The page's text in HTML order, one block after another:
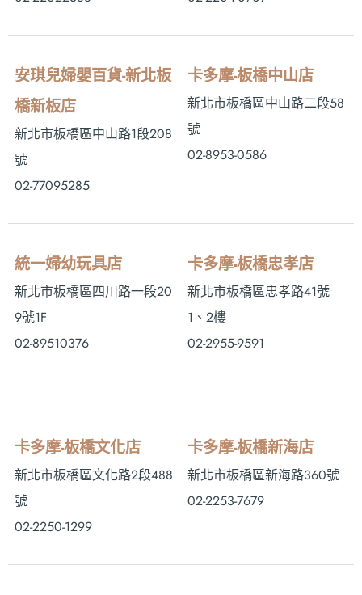
安琪兒婦嬰百貨-新北板
橋新板店
新北市板橋區中山路1段208
號
02-77095285
卡多摩-板橋中山店
新北市板橋區中山路二段58
號
02-8953-0586
統一婦幼玩具店
新北市板橋區四川路一段20
9號1F
02-89510376
卡多摩-板橋忠孝店
新北市板橋區忠孝路41號
1、2樓
02-2955-9591
卡多摩-板橋文化店
新北市板橋區文化路2段488
號
02-2250-1299
卡多摩-板橋新海店
新北市板橋區新海路360號
02-2253-7679